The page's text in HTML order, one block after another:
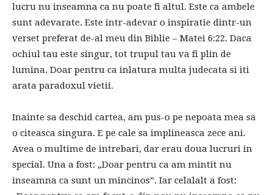
lucru nu inseamna ca nu poate fi altul. Este ca ambele
sunt adevarate. Este intr-adevar o inspiratie dintr-un
verset preferat de-al meu din Biblie – Matei 6:22. Daca
ochiul tau este singur, tot trupul tau va fi plin de
lumina. Doar pentru ca inlatura multa judecata si iti
arata paradoxul vietii.
Inainte sa deschid cartea, am pus-o pe nepoata mea sa
o citeasca singura. E pe cale sa implineasca zece ani.
Avea o multime de intrebari, dar erau doua lucruri in
special. Una a fost: „Doar pentru ca am mintit nu
inseamna ca sunt un mincinos”. Iar celalalt a fost: